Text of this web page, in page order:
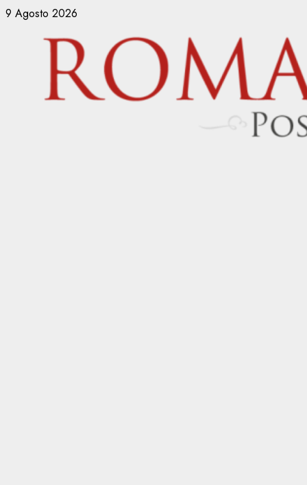
Vai
contenuto
9 Agosto 2026